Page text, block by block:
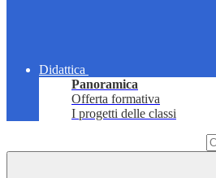
Didattica
Panoramica
Offerta formativa
I progetti delle classi